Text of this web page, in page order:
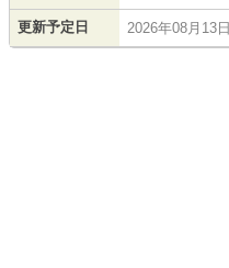
更新予定日 2026年08月13日